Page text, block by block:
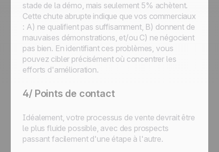
stade de la démo, mais seulement 5% achètent.
Cette chute abrupte indique que vos commerciaux
: A) ne qualifient pas suffisamment, B) donnent de
mauvaises démonstrations, et/ou C) ne négocient
pas bien. En identifiant ces problèmes, vous
pouvez cibler précisément où concentrer les
efforts d'amélioration.
4/ Points de contact
Idéalement, votre processus de vente devrait être
le plus fluide possible, avec des prospects
passant facilement d'une étape à l'autre.